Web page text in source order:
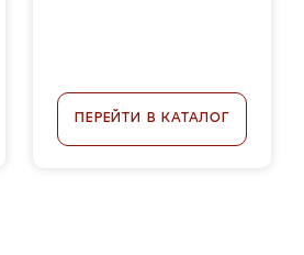
ПЕРЕЙТИ В КАТАЛОГ